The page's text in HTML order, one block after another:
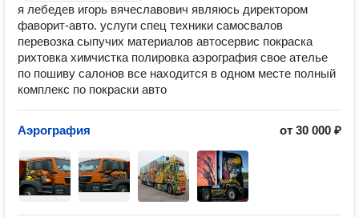
я лебедев игорь вячеславович являюсь директором
фаворит-авто. услуги спец техники самосвалов
перевозка сыпучих материалов автосервис покраска
рихтовка химчистка полировка аэрография свое ателье
по пошиву салонов все находится в одном месте полный
комплекс по покраски авто
Аэрография от 30 000 ₽